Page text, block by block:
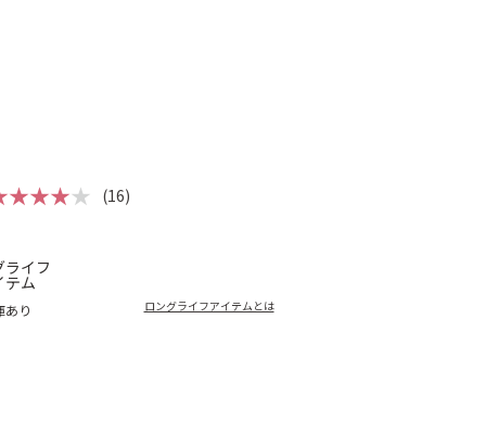
★ (16)
イフ
テム
あり ロングライフアイテムとは